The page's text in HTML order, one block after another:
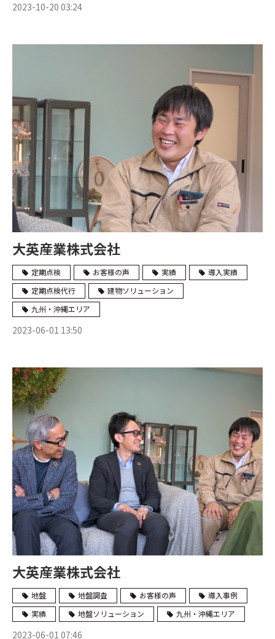
2023-10-20 03:24
大英産業株式会社
定期点検 お客様の声 実績
導入実績
定期点検代行
建物ソリューション
九州・沖縄エリア
2023-06-01 13:50
大英産業株式会社
地盤 地盤調査 お客様の声
導入事例
実績
地盤ソリューション 九州・沖縄エリア
2023-06-01 07:46